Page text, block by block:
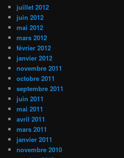
juillet 2012
juin 2012
mai 2012
mars 2012
février 2012
janvier 2012
novembre 2011
octobre 2011
septembre 2011
juin 2011
mai 2011
avril 2011
mars 2011
janvier 2011
novembre 2010